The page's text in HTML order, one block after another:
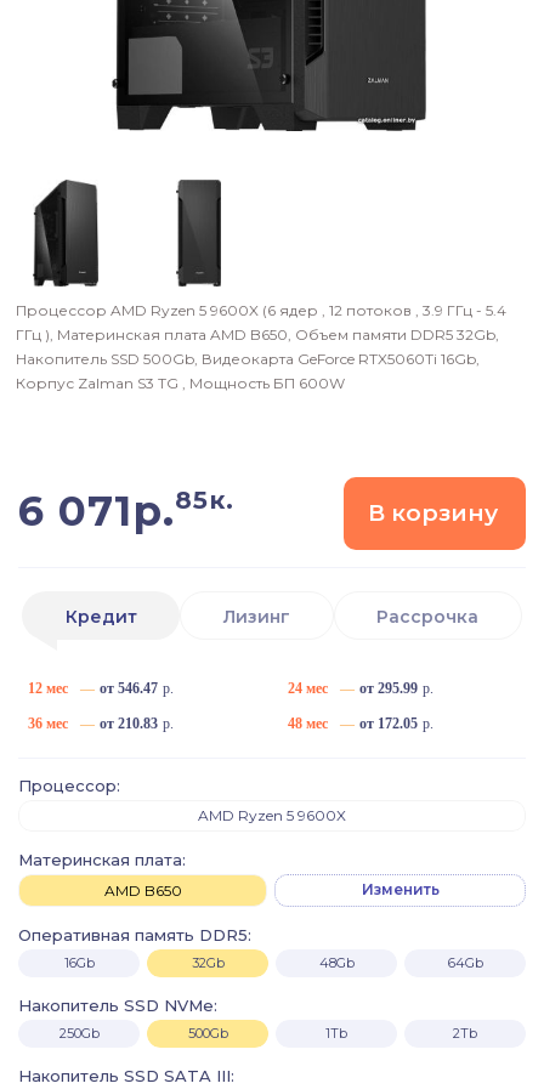
Процессор AMD Ryzen 5 9600X (6 ядер , 12 потоков , 3.9 ГГц - 5.4
ГГц ), Материнская плата AMD B650 Объем памяти DDR5 32Gb
Накопитель SSD 500Gb Видеокарта GeForce RTX5060Ti 16Gb,
Корпус Zalman S3 TG , Мощность БП 600W
6 071р.85к. В корзину
Кредит Лизинг Рассрочка
12 мес — от 546.47 р. 24 мес — от 295.99 р.
36 мес — от 210.83 р. 48 мес — от 172.05 р.
Процессор:
AMD Ryzen 5 9600X
Материнская плата:
AMD B650 Изменить
Оперативная память DDR5:
16Gb 32Gb 48Gb 64Gb
Накопитель SSD NVMe:
250Gb 500Gb 1Tb 2Tb
Накопитель SSD SATA III: